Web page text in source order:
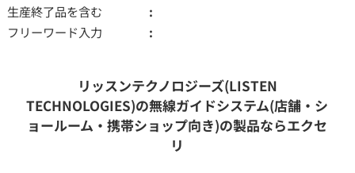
生産終了品を含む
フリーワード入力
リッスンテクノロジーズ(LISTEN
TECHNOLOGIES)の無線ガイドシステム(店舗・シ
ョールーム・携帯ショップ向き)の製品ならエクセ
リ